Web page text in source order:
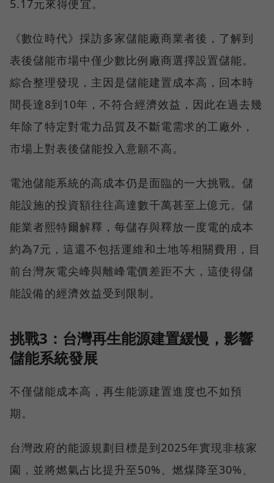
5.17元來得便宜。
《數位時代》採訪多家儲能廠商業者後，了解到
表後儲能市場中僅少數比例廠商選擇設置儲能。
綜合整理發現，主因是儲能建置成本高，回本時
間長達8到10年，不符合經濟效益，因此在過去幾
年除了特定對電力品質及不斷電需求的工廠外，
市場上對表後儲能投入意願不高。
電池儲能系統的高成本仍是面臨的一大挑戰。儲
能設施的投資額往往高達數千萬甚至上億元。儲
能業者熙特爾解釋，每儲存與釋放一度電的成本
約為7元，這還不包括運維和土地等相關費用，目
前台灣灰電尖峰與離峰電價差距不大，這使得儲
能設備的經濟效益受到限制。
挑戰3：台灣再生能源建置緩慢，影響
儲能系統發展
不僅儲能成本高，再生能源建置進度也不如預
期。
台灣政府的能源規劃目標是到2025年實現非核家
園，並將燃氣占比提升至50%、燃煤降至30%、